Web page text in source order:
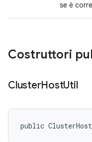
se è
Costruttori
ClusterHostUtil
public